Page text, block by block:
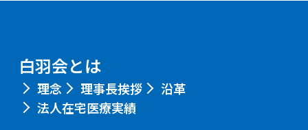
白羽会とは
理念 理事長挨拶
沿革
法人在宅医療実績